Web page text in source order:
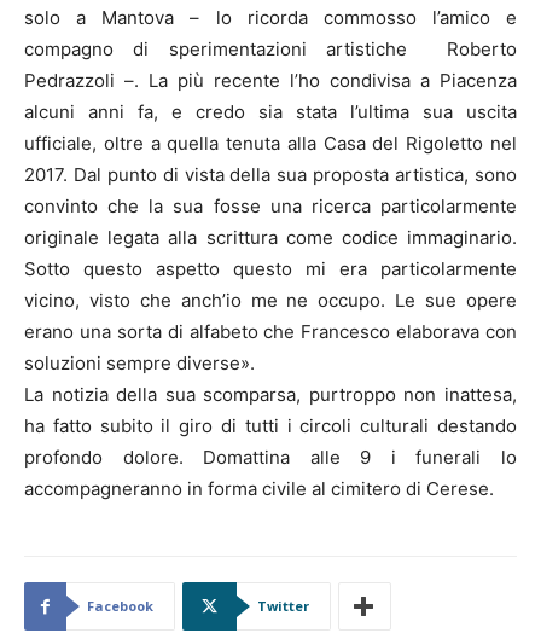
solo a Mantova – lo ricorda commosso l’amico e
compagno di sperimentazioni artistiche Roberto
Pedrazzoli –. La più recente l’ho condivisa a Piacenza
alcuni anni fa, e credo sia stata l’ultima sua uscita
ufficiale, oltre a quella tenuta alla Casa del Rigoletto nel
2017. Dal punto di vista della sua proposta artistica, sono
convinto che la sua fosse una ricerca particolarmente
originale legata alla scrittura come codice immaginario.
Sotto questo aspetto questo mi era particolarmente
vicino, visto che anch’io me ne occupo. Le sue opere
erano una sorta di alfabeto che Francesco elaborava con
soluzioni sempre diverse».
La notizia della sua scomparsa, purtroppo non inattesa,
ha fatto subito il giro di tutti i circoli culturali destando
profondo dolore. Domattina alle 9 i funerali lo
accompagneranno in forma civile al cimitero di Cerese.
Facebook Twitter